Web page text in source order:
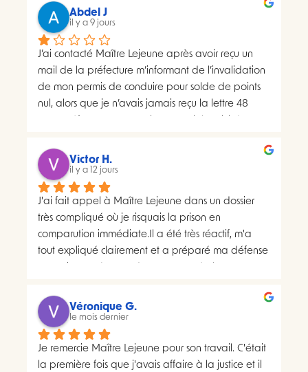
Abdel J
il y a 9 jours
J’ai contacté Maître Lejeune après avoir reçu un
mail de la préfecture m’informant de l’invalidation
de mon permis de conduire pour solde de points
nul, alors que je n’avais jamais reçu la lettre 48
distributions à deux dates différentes, ce qui me
semblait présenter une anomalie nécessitant une
analyse juridique.Après avoir consulté les
nombreux avis positifs concernant Maître Lejeune,
je lui ai envoyé par courriel l’intégralité de mon
dossier. Je lui ai également demandé, à plusieurs
reprises, de m’indiquer clairement le montant de
proposé un rendez-vous de 30 minutes facturé
200 euros. Pourtant, il disposait déjà de toutes les
pièces de mon dossier et semblait considérer que
les chances de succès d’un recours étaient très
faibles. Lorsque je lui ai demandé si le prix de
Victor H.
il y a 12 jours
J'ai fait appel à Maître Lejeune dans un dossier
très compliqué où je risquais la prison en
comparution immédiate.Il a été très réactif, m'a
tout expliqué clairement et a préparé ma défense
sérieux, humain et très investi. Merci encore pour
tout, je le recommande sans hésiter.
Véronique G.
le mois dernier
Je remercie Maître Lejeune pour son travail. C'était
la première fois que j'avais affaire à la justice et il